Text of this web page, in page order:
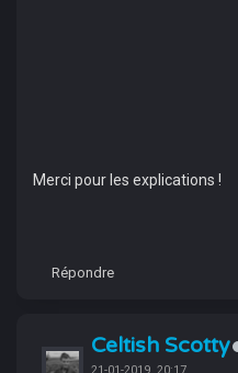
Merci pour les explications !
Répondre
Celtish Scotty